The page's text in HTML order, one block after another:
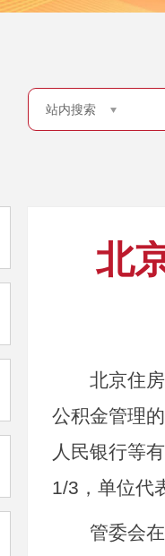
站内搜索
北
北京住房
公积金管理
人民银行等
1/3，单位代
管委会在